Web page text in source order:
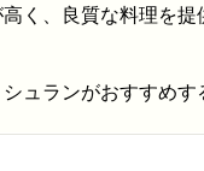
く、良質な料理を提
ュランがおすすめす